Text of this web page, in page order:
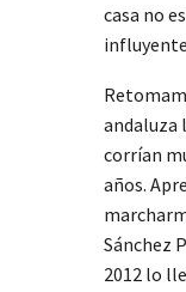
casa no
influyente
andaluza
corrían
años.
Sánchez
2012 lo